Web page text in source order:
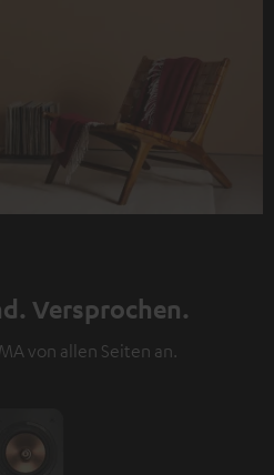
Versprochen.
von allen Seiten an.